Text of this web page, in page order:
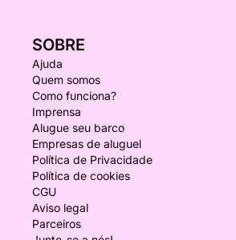
SOBRE
Ajuda
Quem somos
Como funciona?
Imprensa
Alugue seu barco
Empresas de aluguel
Política de Privacidade
Política de cookies
CGU
Aviso legal
Parceiros